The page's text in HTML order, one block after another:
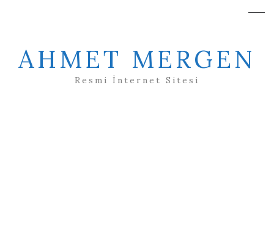
AHMET MERGEN
Resmi İnternet Sitesi